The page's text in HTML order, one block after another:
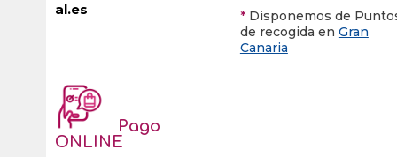
al.es
* Disponemos de
de recogida en Gran
Canaria
Pago
ONLINE